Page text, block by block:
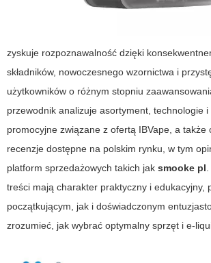
zyskuje rozpoznawalność dzięki
składników, nowoczesnego wzornictwa i
użytkowników o różnym stopniu
przewodnik analizuje asortyment, technologie
promocyjne związane z ofertą IBVape, a także
recenzje dostępne na polskim rynku, w tym
platform sprzedażowych takich jak smooke pl
treści mają charakter praktyczny i edukacyjny,
początkującym, jak i doświadczonym
zrozumieć, jak wybrać optymalny sprzęt i e-